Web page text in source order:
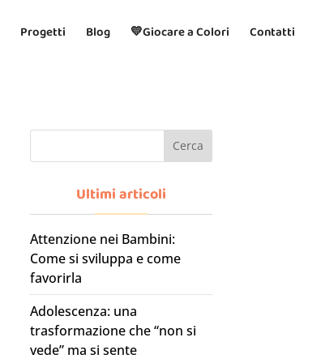
Progetti Blog 💛Giocare a Colori Contatti
Cerca
Ultimi articoli
Attenzione nei Bambini:
Come si sviluppa e come
favorirla
Adolescenza: una
trasformazione che “non si
vede” ma si sente